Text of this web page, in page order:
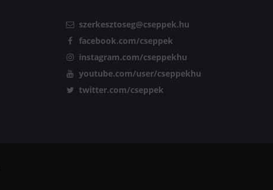
szerkesztoseg@cseppek.hu
facebook.com/cseppek
instagram.com/cseppekhu
youtube.com/user/cseppekhu
twitter.com/cseppek